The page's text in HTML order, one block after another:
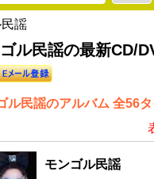
謡
ル民謡の最新CD/
ル民謡のアルバム 全56
モンゴル民謡